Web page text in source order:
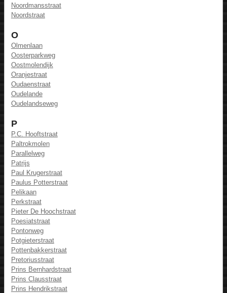
Noordmansstraat
Noordstraat
O
Olmenlaan
Oosterparkweg
Oostmolendijk
Oranjestraat
Oudaenstraat
Oudelande
Oudelandseweg
P
P.C. Hooftstraat
Paltrokmolen
Parallelweg
Patrijs
Paul Krugerstraat
Paulus Potterstraat
Pelikaan
Perkstraat
Pieter De Hoochstraat
Poesiatstraat
Pontonweg
Potgieterstraat
Pottenbakkerstraat
Pretoriusstraat
Prins Bernhardstraat
Prins Clausstraat
Prins Hendrikstraat